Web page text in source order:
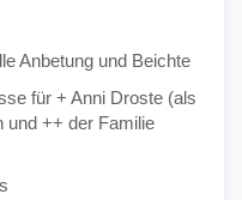
Anbetung und Beichte
für + Anni Droste (als
und ++ der Familie